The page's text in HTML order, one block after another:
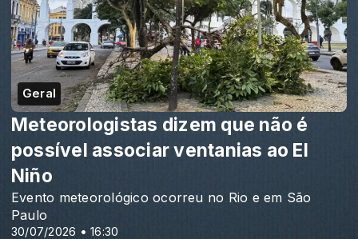
Geral
30/07/2026 • 16:30
Meteorologistas dizem que não é
possível associar ventanias ao El
Niño
Evento meteorológico ocorreu no Rio e em São
Paulo